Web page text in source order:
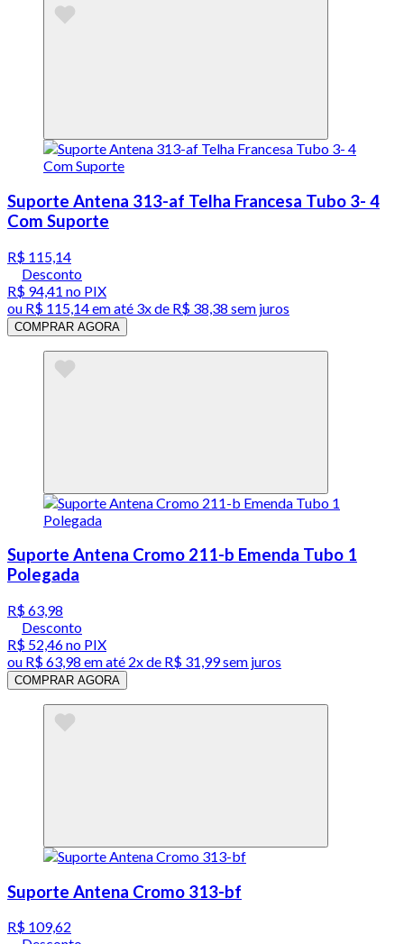
Suporte Antena 313-af Telha Francesa Tubo 3- 4
Com Suporte
R$ 115,14
Desconto
R$ 94,41 no PIX
ou R$ 115,14em até 3x de R$ 38,38 sem juros
COMPRAR AGORA
Suporte Antena Cromo 211-b Emenda Tubo 1
Polegada
R$ 63,98
Desconto
R$ 52,46no PIX
ou R$ 63,98 em até 2x de R$ 31,99 sem juros
COMPRAR AGORA
Suporte Antena Cromo 313-bf
R$ 109,62